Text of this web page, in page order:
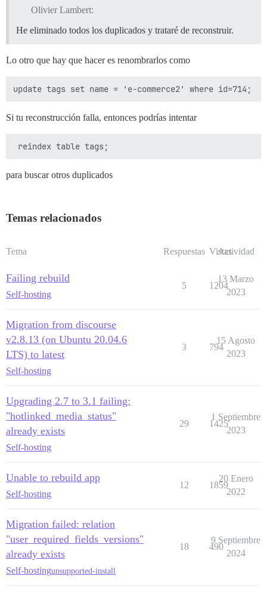
Olivier Lambert:
He eliminado todos los duplicados y trataré de reconstruir.
Lo otro que hay que hacer es renombrarlos como
Si tu reconstrucción falla, entonces podrías intentar
para buscar otros duplicados
Temas relacionados
Tema Respuestas Vistas
Actividad
Failing rebuild
Self-hosting
5 1204
13 Marzo
2023
Migration from discourse
v2.8.13 (on Ubuntu 20.04.6
LTS) to latest
Self-hosting
3 794
15 Agosto
2023
Upgrading 2.7 to 3.1 failing:
"hotlinked_media_status"
already exists
Self-hosting
29 1425
1 Septiembre
2023
Unable to rebuild app
Self-hosting
12 1859
20 Enero
2022
Migration failed: relation
"user_required_fields_versions"
already exists
Self-hostingunsupported-install
18 490
9 Septiembre
2024